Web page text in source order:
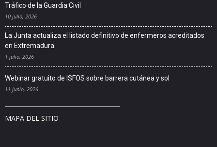
Tráfico de la Guardia Civil
10 julio, 2026
La Junta actualiza el listado definitivo de enfermeros acreditados
en Extremadura
1 julio, 2026
Webinar gratuito de ISFOS sobre barrera cutánea y sol
11 junio, 2026
MAPA DEL SITIO